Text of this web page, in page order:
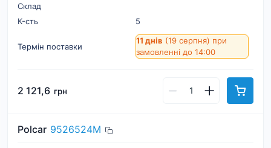
Склад
К-cть
5
Термін поставки
11 днів (19 серпня) при
замовленні до 14:00
2 121,6 грн
Polcar 9526524M